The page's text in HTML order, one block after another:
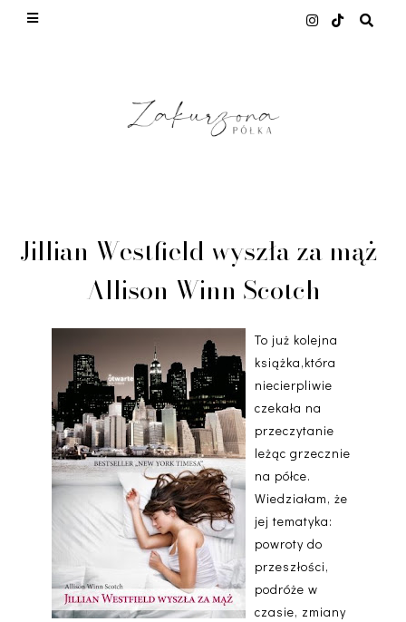
Jillian Westfield wyszła za mąż-
Allison Winn Scotch
To już kolejna
książka,która
niecierpliwie
czekała na
przeczytanie
leżąc grzecznie
na półce.
Wiedziałam, że
jej tematyka:
powroty do
przeszłości,
podróże w
czasie, zmiany
This site uses cookies from Google to deliver its
quality of service, generate usage statistics, and
to detect and address abuse.
LEARN MORE